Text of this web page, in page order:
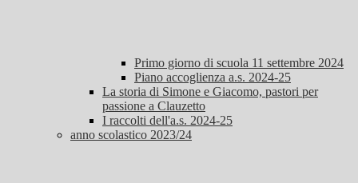
Primo giorno di scuola 11 settembre 2024
Piano accoglienza a.s. 2024-25
La storia di Simone e Giacomo, pastori per
passione a Clauzetto
I raccolti dell'a.s. 2024-25
anno scolastico 2023/24